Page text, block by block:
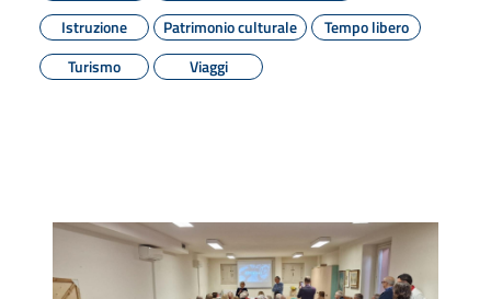
Istruzione
Patrimonio culturale
Tempo libero
Turismo
Viaggi